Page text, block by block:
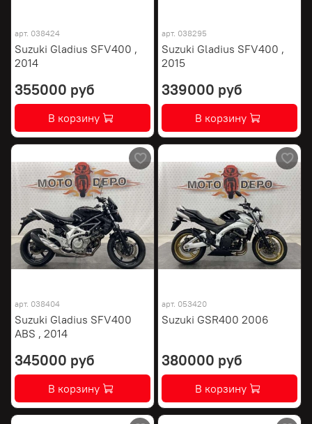
арт. 038424
Suzuki Gladius SFV400 ,
2014
355000 руб
В корзину
арт. 038295
Suzuki Gladius SFV400 ,
2015
339000 руб
В корзину
арт. 038404
Suzuki Gladius SFV400
ABS , 2014
345000 руб
В корзину
арт. 053420
Suzuki GSR400 2006
380000 руб
В корзину